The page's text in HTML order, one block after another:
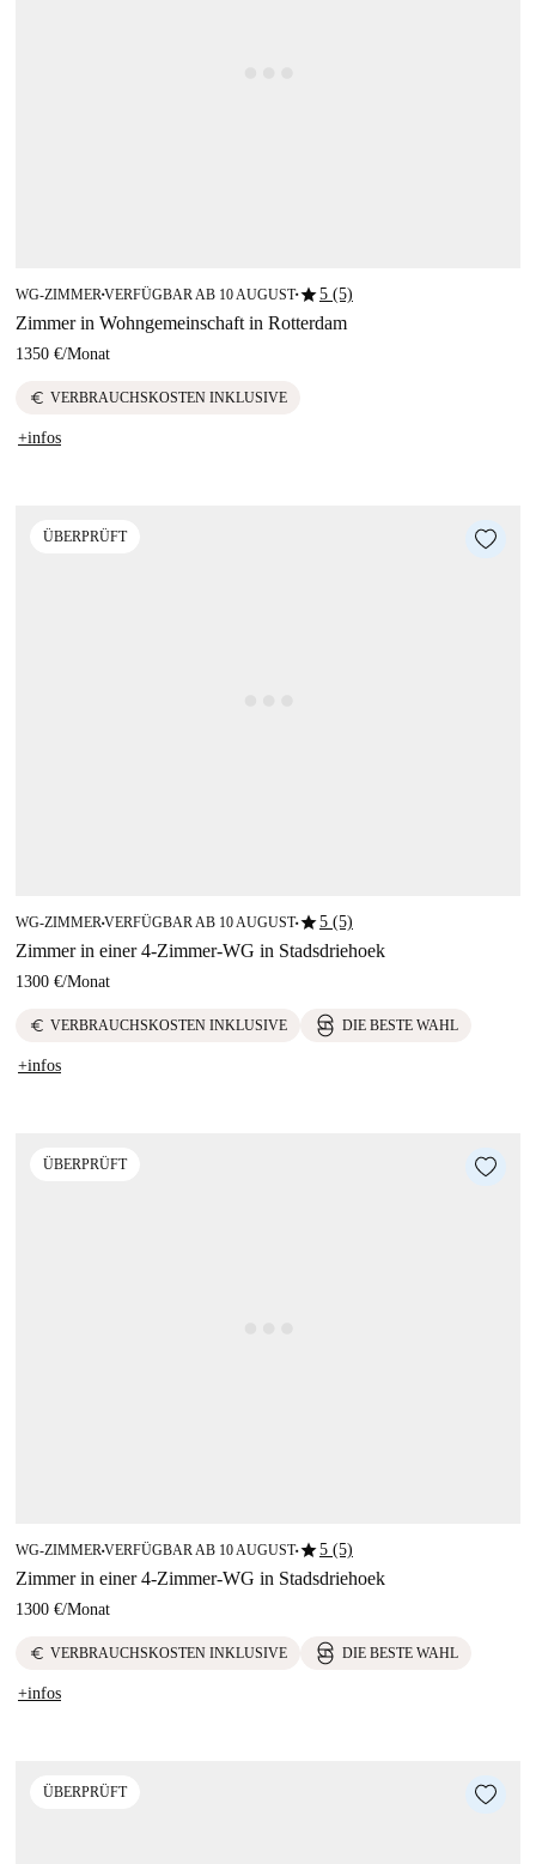
WG-ZIMMER■VERFÜGBAR AB 10 AUGUST■star5 (5)
Zimmer in Wohngemeinschaft in Rotterdam
1350 €/Monat
euro VERBRAUCHSKOSTEN INKLUSIVE
+infos
ÜBERPRÜFT
WG-ZIMMER■VERFÜGBAR AB 10 AUGUST■star5 (5)
Zimmer in einer 4-Zimmer-WG in Stadsdriehoek
1300 €/Monat
euro VERBRAUCHSKOSTEN INKLUSIVE DIE BESTE WAHL
+infos
ÜBERPRÜFT
WG-ZIMMER■VERFÜGBAR AB 10 AUGUST■star5 (5)
Zimmer in einer 4-Zimmer-WG in Stadsdriehoek
1300 €/Monat
euro VERBRAUCHSKOSTEN INKLUSIVE DIE BESTE WAHL
+infos
ÜBERPRÜFT